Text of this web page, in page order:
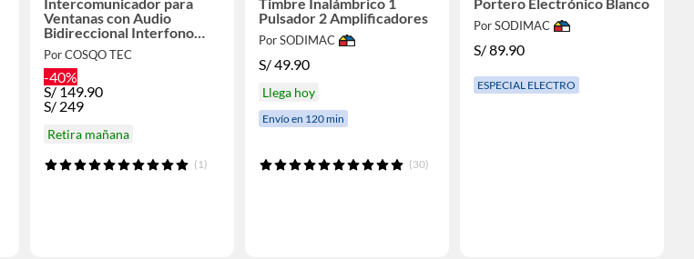
Ventanas con Audio
Bidireccional Interfono
Anti Ruido
Por COSQO TEC
-40%
S/149.90
S/ 249
Retira mañana
(1)
Pulsador 2 Amplificadores
Por SODIMAC
S/49.90
Llega hoy
Envío en 120 min
(30)
Por SODIMAC
S/89.90
ESPECIAL ELECTRO